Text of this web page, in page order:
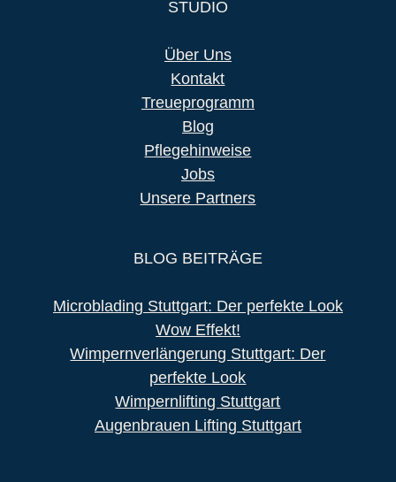
STUDIO
Über Uns
Kontakt
Treueprogramm
Blog
Pflegehinweise
Jobs
Unsere Partners
BLOG BEITRÄGE
Microblading Stuttgart: Der perfekte Look
Wow Effekt!
Wimpernverlängerung Stuttgart: Der
perfekte Look
Wimpernlifting Stuttgart
Augenbrauen Lifting Stuttgart